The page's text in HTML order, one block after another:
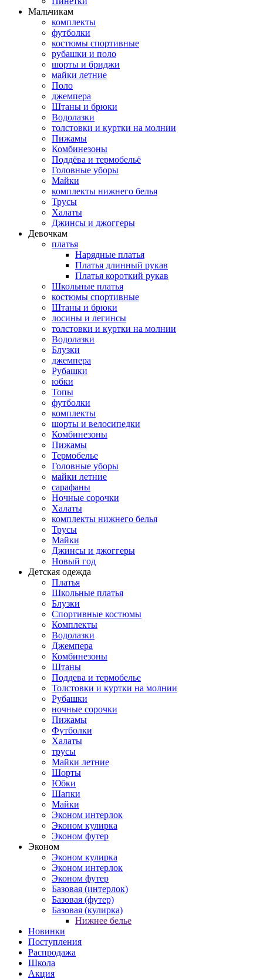
Мальчикам
комплекты
футболки
костюмы спортивные
рубашки и поло
шорты и бриджи
майки летние
Поло
джемпера
Штаны и брюки
Водолазки
толстовки и куртки на молнии
Пижамы
Комбинезоны
Поддёва и термобельё
Головные уборы
Майки
комплекты нижнего белья
Трусы
Халаты
Джинсы и джоггеры
Девочкам
платья
Нарядные платья
Платья длинный рукав
Платья короткий рукав
Школьные платья
костюмы спортивные
Штаны и брюки
лосины и легинсы
толстовки и куртки на молнии
Водолазки
Блузки
джемпера
Рубашки
юбки
Топы
футболки
комплекты
шорты и велосипедки
Комбинезоны
Пижамы
Термобелье
Головные уборы
майки летние
сарафаны
Ночные сорочки
Халаты
комплекты нижнего белья
Трусы
Майки
Джинсы и джоггеры
Новый год
Детская одежда
Платья
Школьные платья
Блузки
Спортивные костюмы
Комплекты
Водолазки
Джемпера
Комбинезоны
Штаны
Поддева и термобелье
Толстовки и куртки на молнии
Рубашки
ночные сорочки
Пижамы
Футболки
Халаты
трусы
Майки летние
Шорты
Юбки
Шапки
Майки
Эконом интерлок
Эконом кулирка
Эконом футер
Эконом
Эконом кулирка
Эконом интерлок
Эконом футер
Базовая (интерлок)
Базовая (футер)
Базовая (кулирка)
Нижнее белье
Новинки
Поступления
Распродажа
Школа
Акция